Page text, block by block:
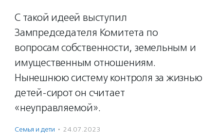
С такой идеей выступил
Зампредседателя Комитета по
вопросам собственности, земельным и
имущественным отношениям.
Нынешнюю систему контроля за жизнью
детей-сирот он считает
«неуправляемой».
Семья и дети · 24.07.2023